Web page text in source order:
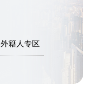
外籍人专区